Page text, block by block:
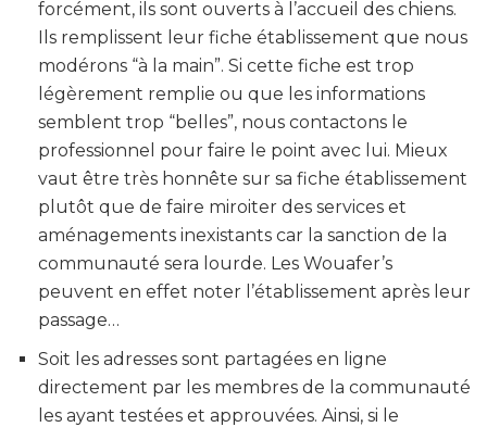
forcément, ils sont ouverts à l’accueil des chiens.
Ils remplissent leur fiche établissement que nous
modérons “à la main”. Si cette fiche est trop
légèrement remplie ou que les informations
semblent trop “belles”, nous contactons le
professionnel pour faire le point avec lui. Mieux
vaut être très honnête sur sa fiche établissement
plutôt que de faire miroiter des services et
aménagements inexistants car la sanction de la
communauté sera lourde. Les Wouafer’s
peuvent en effet noter l’établissement après leur
passage…
Soit les adresses sont partagées en ligne
directement par les membres de la communauté
les ayant testées et approuvées. Ainsi, si le